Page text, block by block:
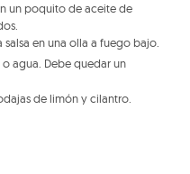
un poquito de aceite de
en una olla a fuego bajo.
agua. Debe quedar un
de limón y cilantro.